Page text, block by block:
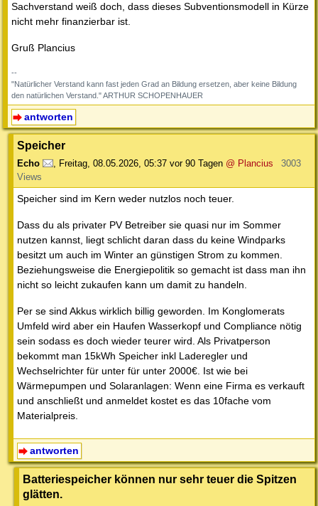
Sachverstand weiß doch, dass dieses Subventionsmodell in Kürze
nicht mehr finanzierbar ist.
Gruß Plancius
--
"Natürlicher Verstand kann fast jeden Grad an Bildung ersetzen, aber keine Bildung
den natürlichen Verstand." ARTHUR SCHOPENHAUER
antworten
Speicher
Echo , Freitag, 08.05.2026, 05:37 vor 90 Tagen @ Plancius
3003
Views
Speicher sind im Kern weder nutzlos noch teuer.
Dass du als privater PV Betreiber sie quasi nur im Sommer
nutzen kannst, liegt schlicht daran dass du keine Windparks
besitzt um auch im Winter an günstigen Strom zu kommen.
Beziehungsweise die Energiepolitik so gemacht ist dass man ihn
nicht so leicht zukaufen kann um damit zu handeln.
Per se sind Akkus wirklich billig geworden. Im Konglomerats
Umfeld wird aber ein Haufen Wasserkopf und Compliance nötig
sein sodass es doch wieder teurer wird. Als Privatperson
bekommt man 15kWh Speicher inkl Laderegler und
Wechselrichter für unter für unter 2000€. Ist wie bei
Wärmepumpen und Solaranlagen: Wenn eine Firma es verkauft
und anschließt und anmeldet kostet es das 10fache vom
Materialpreis.
antworten
Batteriespeicher können nur sehr teuer die Spitzen
glätten.